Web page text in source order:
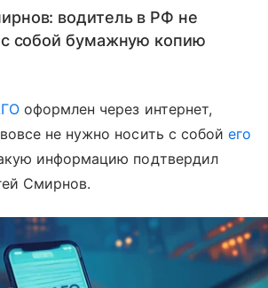
водитель в РФ не
с собой бумажную копию
оформлен через интернет,
не нужно носить с собойего
информацию подтвердил
Смирнов.